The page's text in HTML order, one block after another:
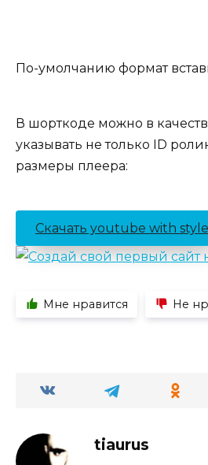
По-умолчанию формат
В шорткоде можно в
указывать не только ID
размеры плеера:
Скачать youtube with style
Мне нравится Не
tiaurus